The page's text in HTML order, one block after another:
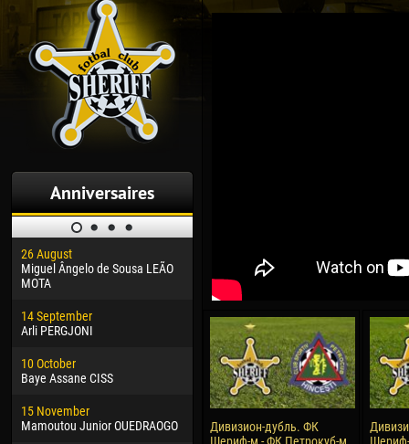
Anniversaires
26 August
Miguel Ângelo de Sousa LEÃO
MOTA
14 September
Arli PERGJONI
10 October
Baye Assane CISS
15 November
Mamoutou Junior OUEDRAOGO
Dhoraso Moreo KLAS
24 February
Vladislav COSTIN
02 March
Veaceslav COZMA
09 March
Emmanuel AFETSE
15
24
Дивизион-дубль. ФК